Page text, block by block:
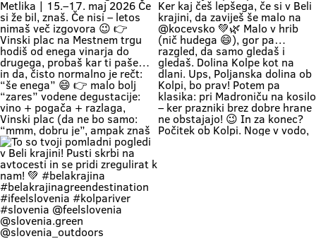
perfect time for your first
encounter with nature) 👉 Nature
+ a lounge chair in the shade +
your favorite people = a
combination that has never
disappointed Come see us. You
know where we are—the place
where time actually slows down
and your batteries recharge all on
their own. 💚
#belakrajinasrčnihljudi #metlika
#belakrajina #belakrajina🍀
greendestination
#belakrajinasrčnihljudi
#ifeelslovenia💚 #sloveniagreen
kresovanju… pa boš prvega še
kolko tolko pri močeh 😄👇 📍
Krašnji vrh … onda znaš kam greš.
Na vrhu: diši po prvomajski klasiki
🌭 špila živa muzika 🎶 in da – tud
kak “dej, še enega” boš slišal 🍷
Pa razgled… tak, da malo
obstaneš. In samo gledaš. (Da,
vse do Kleka 👀) 👉 pohod +
druženje + praznično vzdušje 👉
za družine, prijatelje, pa malo
rekreacije (če že mora bit 😄) 👉
začetek maja, kot se šika Pridi gor.
Če ne zaradi pohoda… pa zaradi
nas, Belokranjcev 🙌 Se vidimo!
Vinska vigred je že za ovinkom 🍷
Vinska vigred 📍 Metlika | 15.–17.
maj 2026 Če si že bil, znaš. Če nisi
– letos nimaš več izgovora 😉 👉
Vinski plac na Mestnem trgu hodiš
od enega vinarja do drugega,
probaš kar ti paše… in da, čisto
normalno je rečt: “še enega” 😄
👉 malo bolj “zares” vodene
degustacije: vino + pogača +
razlaga, Vinski plac (da ne bo